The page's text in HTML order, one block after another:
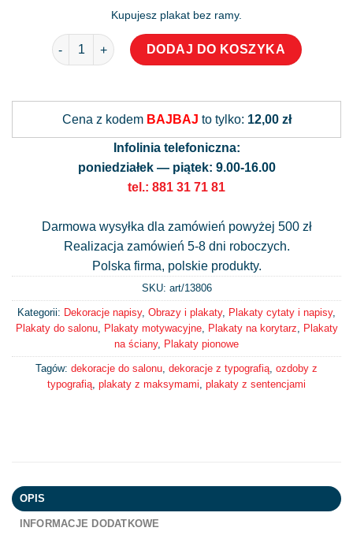
Kupujesz plakat bez ramy.
ilość Plakat nie ulegaj rutynie
DODAJ DO KOSZYKA
Cena z kodem BAJBAJ to tylko: 12,00 zł
Infolinia telefoniczna:
poniedziałek — piątek: 9.00-16.00
tel.: 881 31 71 81
Darmowa wysyłka dla zamówień powyżej 500 zł
Realizacja zamówień 5-8 dni roboczych.
Polska firma, polskie produkty.
SKU: art/13806
Kategorii: Dekoracje napisy, Obrazy i plakaty, Plakaty cytaty i napisy,
Plakaty do salonu, Plakaty motywacyjne, Plakaty na korytarz
Plakaty
na ściany, Plakaty pionowe
Tagów: dekoracje do salonu dekoracje z typografią ozdoby z
typografią plakaty z maksymami plakaty z sentencjami
OPIS
INFORMACJE DODATKOWE